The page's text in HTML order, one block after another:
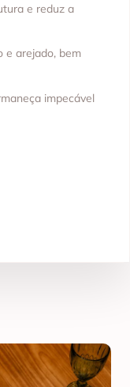
e reduz a
e arejado, bem
impecável